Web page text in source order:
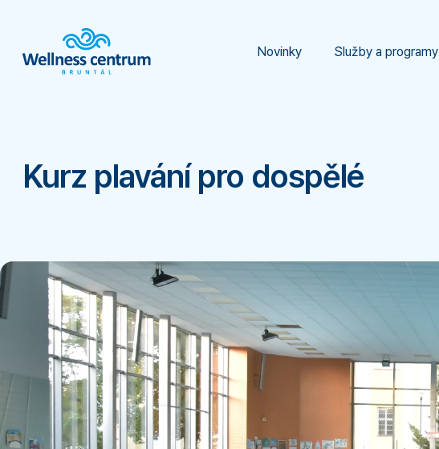
Novinky Služby a programy
Kurz plavání pro dospělé